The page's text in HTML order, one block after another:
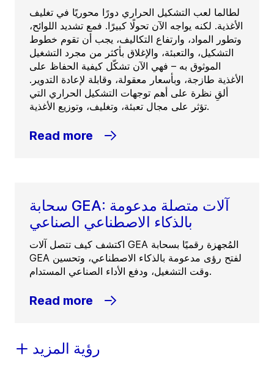
لطالما لعب التشكيل الحراري دورًا محوريًا في تغليف
الأغذية. لكنه يواجه الآن تحولًا كبيرًا. فمع تشديد اللوائح،
وتطور المواد، وارتفاع التكاليف، يجب أن تقوم خطوط
التشكيل، والتعبئة، والإغلاق بأكثر من مجرد التشغيل
الموثوق به – فهي الآن تشكّل كيفية الحفاظ على
الأغذية طازجة، وبأسعار معقولة، وقابلة لإعادة التدوير.
ألقِ نظرة على أهم توجهات التشكيل الحراري التي
تؤثر على مجال تعبئة، وتغليف، وتوزيع الأغذية.
Read more
سحابة GEA: آلات متصلة مدعومة
بالذكاء الاصطناعي الصناعي
اكتشف كيف تتصل آلات GEA المُجهزة رقميًا بسحابة
GEA لفتح رؤى مدعومة بالذكاء الاصطناعي، وتحسين
وقت التشغيل، ودفع الأداء الصناعي المستدام.
Read more
رؤية المزيد